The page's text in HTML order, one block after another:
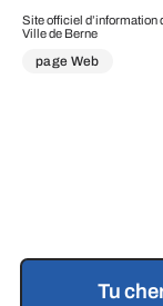
Site officiel d’information
Ville de Berne
page Web
Tu